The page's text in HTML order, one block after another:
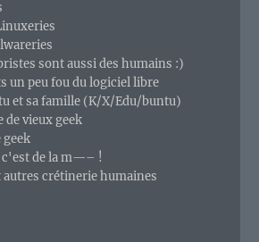
sont aussi des humains :)
un peu fou du logiciel libre
et sa famille (K/X/Edu/buntu)
de vieux geek
geek
c'est de la m—– !
autres crétinerie humaines